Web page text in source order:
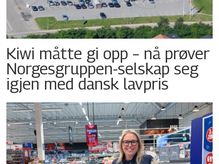
Kiwi måtte gi opp – nå prøver
Norgesgruppen-selskap seg
igjen med dansk lavpris